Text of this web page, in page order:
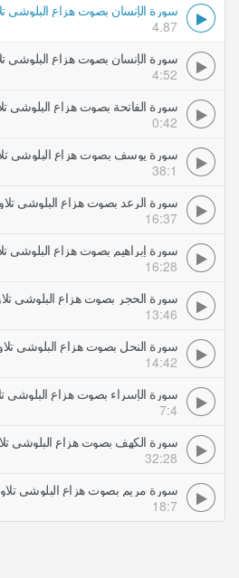
سورة الإنسان بصوت هزاع البلوشي
4.87
سورة الإنسان بصوت هزاع البلوشي
4:52
سورة الفاتحة بصوت هزاع البلوشي
0:42
سورة يوسف بصوت هزاع البلوشي
38:1
سورة الرعد بصوت هزاع البلوشي
16:37
سورة إبراهيم بصوت هزاع البلوشي
16:28
سورة الحجر بصوت هزاع البلوشي
13:46
سورة النحل بصوت هزاع البلوشي
14:42
سورة الإسراء بصوت هزاع البلوشي
7:4
سورة الكهف بصوت هزاع البلوشي
32:28
سورة مريم بصوت هزاع البلوشي
18:7